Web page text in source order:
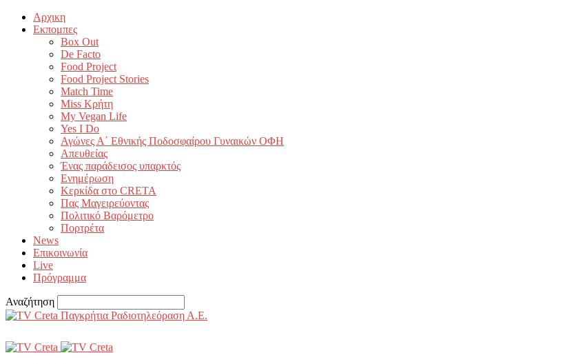
Αρχικη
Εκπομπες
Box Out
De Facto
Food Project
Food Project Stories
Match Time
Miss Κρήτη
My Vegan Life
Yes I Do
Αγώνες Α΄ Εθνικής Ποδοσφαίρου Γυναικών ΟΦΗ
Απευθείας
Ένας παράδεισος υπαρκτός
Ενημέρωση
Κερκίδα στο CRETA
Πας Μαγειρεύοντας
Πολιτικό Βαρόμετρο
Πορτρέτα
News
Επικοινωνία
Live
Πρόγραμμα
Αναζήτηση
Παγκρήτια Ραδιοτηλεόραση Α.Ε.